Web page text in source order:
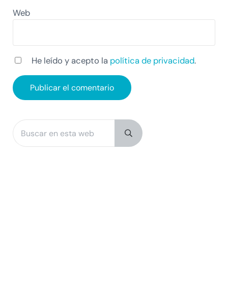
Web
He leído y acepto la política de privacidad.
Sidebar
Submit search